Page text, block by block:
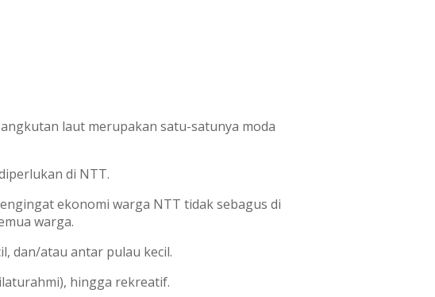
laut merupakan satu-satunya moda
di NTT.
ekonomi warga NTT tidak sebagus di
warga.
dan/atau antar pulau kecil.
hingga rekreatif.